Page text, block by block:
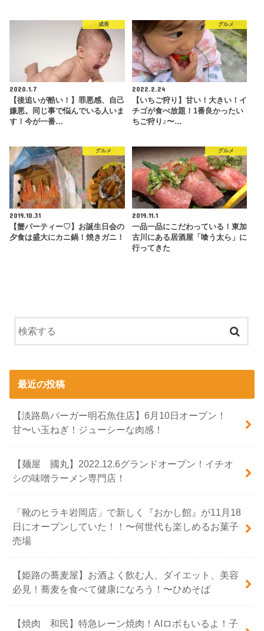
成長
2020.1.7
【後追いが酷い！】罪悪感、自己
嫌悪。同じ事で悩んでいる人いま
す！今が一番…
グルメ
2022.2.24
【いちご狩り】甘い！大きい！イ
チゴが食べ放題！1番良かったい
ちご狩り♪〜…
グルメ
2019.10.31
【蟹パーティー♡】お誕生日会の
夕食は盛大にカニ鍋！焼きガニ！
グルメ
2019.11.1
一品一品にこだわっている！東加
古川にある居酒屋「喰う太ら」に
行ってきた
最近の投稿
【淡路島バーガー明石魚住店】6月10日オープン！
甘〜い玉ねぎ！ジューシーな肉感！
【麺屋 國丸】2022.12.6グランドオープン！イチオ
シの味噌ラーメン専門店！
「靴のヒラキ岩岡店」で新しく『おかし館』が11月18
日にオープンしていた！！〜何世代も楽しめるお菓子
売場
【姫路の蕎麦屋】お酒よく飲む人、ダイエット、美容
必見！蕎麦を食べて健康になろう！〜ひめそば
【焼肉 和民】特急レーン焼肉！AIロボもいるよ！子